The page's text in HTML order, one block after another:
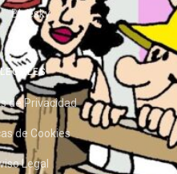
Bluesky
de Privacidad
de Cookies
Legal